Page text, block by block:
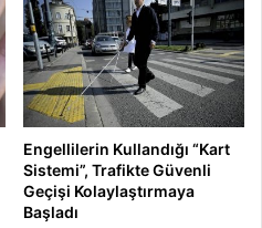
Engellilerin Kullandığı “Kart
Sistemi”, Trafikte Güvenli
Geçişi Kolaylaştırmaya
Başladı